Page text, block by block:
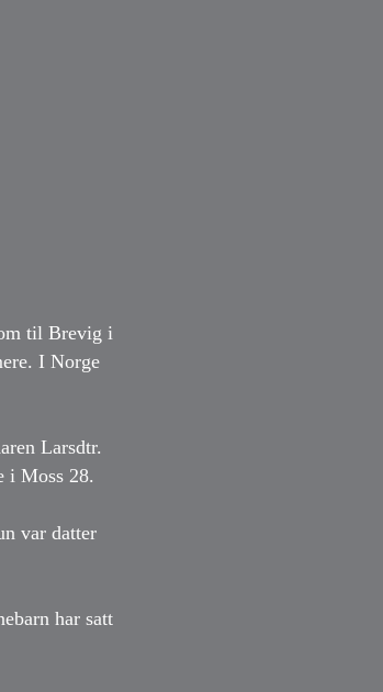
til Brevig i
I Norge
Larsdtr.
i Moss 28.
var datter
har satt